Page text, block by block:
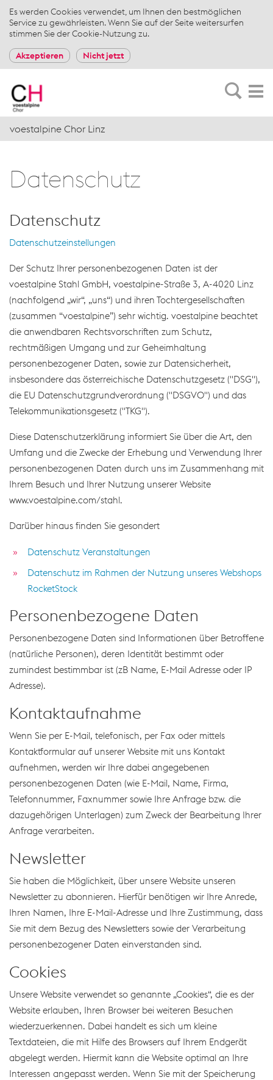
Es werden Cookies verwendet, um Ihnen den bestmöglichen
Service zu gewährleisten. Wenn Sie auf der Seite weitersurfen
stimmen Sie der Cookie-Nutzung zu.
Akzeptieren
Nicht jetzt
voestalpine Chor Linz
Da­ten­schutz
Datenschutz
Datenschutzeinstellungen
Der Schutz Ihrer personenbezogenen Daten ist der
voestalpine Stahl GmbH, voestalpine-Straße 3, A-4020 Linz
(nachfolgend „wir“, „uns“) und ihren Tochtergesellschaften
(zusammen “voestalpine”) sehr wichtig. voestalpine beachtet
die anwendbaren Rechtsvorschriften zum Schutz,
rechtmäßigen Umgang und zur Geheimhaltung
personenbezogener Daten, sowie zur Datensicherheit,
insbesondere das österreichische Datenschutzgesetz ("DSG"),
die EU Datenschutzgrundverordnung ("DSGVO") und das
Telekommunikationsgesetz ("TKG").
Diese Datenschutzerklärung informiert Sie über die Art, den
Umfang und die Zwecke der Erhebung und Verwendung Ihrer
personenbezogenen Daten durch uns im Zusammenhang mit
Ihrem Besuch und Ihrer Nutzung unserer Website
www.voestalpine.com/stahl.
Darüber hinaus finden Sie gesondert
Datenschutz Veranstaltungen
Datenschutz im Rahmen der Nutzung unseres Webshops
RocketStock
Personenbezogene Daten
Personenbezogene Daten sind Informationen über Betroffene
(natürliche Personen), deren Identität bestimmt oder
zumindest bestimmbar ist (zB Name, E-Mail Adresse oder IP
Adresse).
Kontaktaufnahme
Wenn Sie per E-Mail, telefonisch, per Fax oder mittels
Kontaktformular auf unserer Website mit uns Kontakt
aufnehmen, werden wir Ihre dabei angegebenen
personenbezogenen Daten (wie E-Mail, Name, Firma,
Telefonnummer, Faxnummer sowie Ihre Anfrage bzw. die
dazugehörigen Unterlagen) zum Zweck der Bearbeitung Ihrer
Anfrage verarbeiten.
Newsletter
Sie haben die Möglichkeit, über unsere Website unseren
Newsletter zu abonnieren. Hierfür benötigen wir Ihre Anrede,
Ihren Namen, Ihre E-Mail-Adresse und Ihre Zustimmung, dass
Sie mit dem Bezug des Newsletters sowie der Verarbeitung
personenbezogener Daten einverstanden sind.
Cookies
Unsere Website verwendet so genannte „Cookies“, die es der
Website erlauben, Ihren Browser bei weiteren Besuchen
wiederzuerkennen. Dabei handelt es sich um kleine
Textdateien, die mit Hilfe des Browsers auf Ihrem Endgerät
abgelegt werden. Hiermit kann die Website optimal an Ihre
Interessen angepasst werden. Wenn Sie mit der Speicherung